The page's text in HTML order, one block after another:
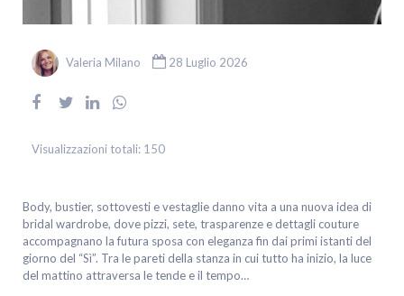
Valeria Milano 28 Luglio 2026
Visualizzazioni totali: 150
Body, bustier, sottovesti e vestaglie danno vita a una nuova idea di
bridal wardrobe, dove pizzi, sete, trasparenze e dettagli couture
accompagnano la futura sposa con eleganza fin dai primi istanti del
giorno del “Sì”. Tra le pareti della stanza in cui tutto ha inizio, la luce
del mattino attraversa le tende e il tempo…